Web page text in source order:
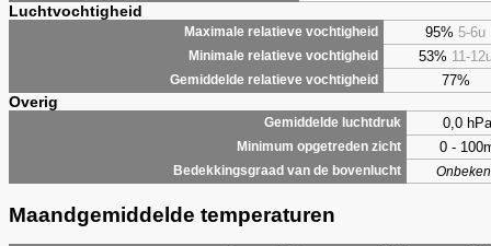
Luchtvochtigheid
Maximale relatieve vochtigheid 95% 5-6u
Minimale relatieve vochtigheid 53% 11-
Gemiddelde relatieve vochtigheid 77%
Overig
Gemiddelde luchtdruk 0,0 hPa
Minimum opgetreden zicht 0 -
Bedekkingsgraad van de bovenlucht
Maandgemiddelde temperaturen